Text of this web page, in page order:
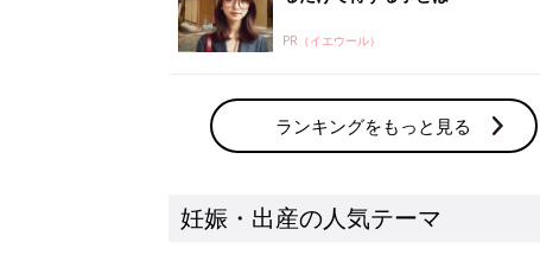
「まいにちのたまひよ」出産レポート
たまひよのアプリに寄せられた先輩ママの
体験談